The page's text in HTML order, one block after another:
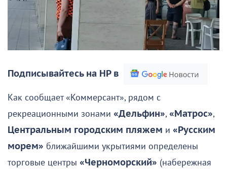
Подписывайтесь на НР в
Как сообщает «Коммерсант», рядом с
рекреационными зонами «Дельфин»,«Матрос»,
Центральным городским пляжем и «Русским
морем» ближайшими укрытиями определены
торговые центры «Черноморский» (набережная